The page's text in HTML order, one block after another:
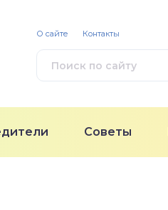
Советы
О сайте Контакты